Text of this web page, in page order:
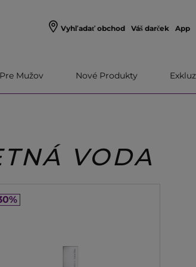
Vyhľadať obchod Váš darček App
Pre Mužov Nové Produkty
VODA